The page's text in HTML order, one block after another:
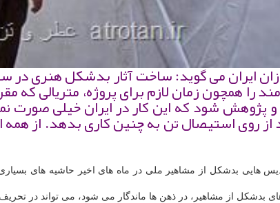
ایران می گوید: ساخت آثار بدشكل هنری
را همچون زمان لازم برای پروژه، متریالی
پژوهش شود كه این كار در ایران خیلی صورت
استیصال تن به چنین كاری بدهد. از همه
هایی بدشكل از مشاهیر ملی در ماه های اخیر حاشیه های
بدشكل از مشاهیر، در ذهن ها ماندگار می شود، می تواند در